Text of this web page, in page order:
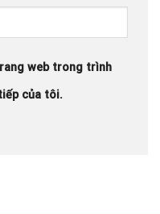
web trong trình
của tôi.